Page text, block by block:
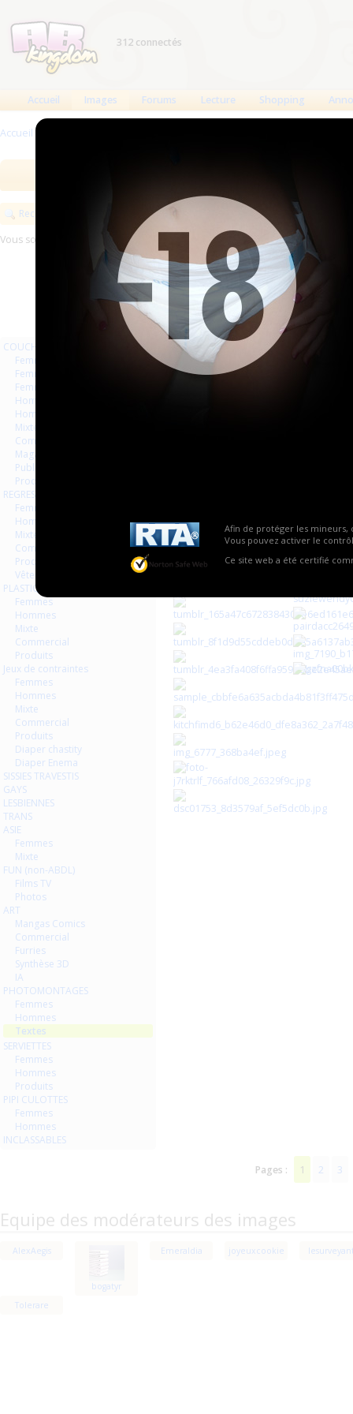
Afin de protéger les mineurs,
Vous pouvez activer le
Ce site web a été certifié
312 connectés
Accueil Images Forums Lecture Shopping
Accueil >
Rechercher
Vous souhaitez exposer vos images sur ABKingdom ?Commencez ici
COUCHES
Femmes
Femmes séries et rafales
Femmes vintage
Hommes séries et rafales
Hommes
Mixte
Commercial
Magazines Livres
Publicités
Produits
REGRESSION AGEPLAYER
Femmes
Hommes
Mixte
Commercial
Produits
Vêtements
PLASTIQUE LATEX
Femmes
Hommes
Mixte
Commercial
Produits
Jeux de contraintes
Femmes
Hommes
Mixte
Commercial
Produits
Diaper chastity
Diaper Enema
SISSIES TRAVESTIS
GAYS
LESBIENNES
TRANS
ASIE
Femmes
Mixte
FUN (non-ABDL)
Films TV
Photos
ART
Mangas Comics
Commercial
Furries
Synthèse 3D
IA
PHOTOMONTAGES
Femmes
Hommes
Textes
SERVIETTES
Femmes
Hommes
Produits
PIPI CULOTTES
Femmes
Hommes
INCLASSABLES
Pages : 1 2 3
Equipe des modérateurs des images
AlexAegis
bogatyr
Emeraldia joyeuxcookie
Tolerare